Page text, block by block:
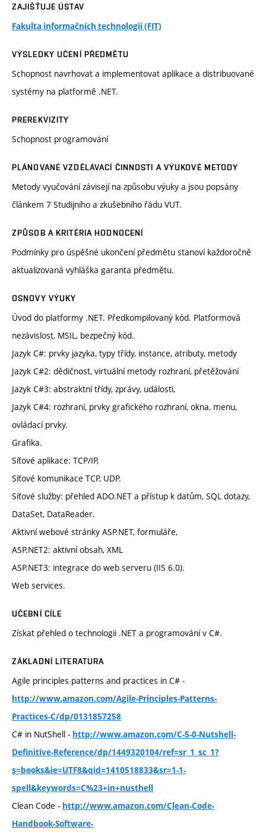
ZAJIŠŤUJE ÚSTAV
Fakulta informačních technologií (FIT)
VÝSLEDKY UČENÍ PŘEDMĚTU
Schopnost navrhovat a implementovat aplikace a distribuované
systémy na platformě .NET.
PREREKVIZITY
Schopnost programování
PLÁNOVANÉ VZDĚLÁVACÍ ČINNOSTI A VÝUKOVÉ METODY
Metody vyučování závisejí na způsobu výuky a jsou popsány
článkem 7 Studijního a zkušebního řádu VUT.
ZPŮSOB A KRITÉRIA HODNOCENÍ
Podmínky pro úspěšné ukončení předmětu stanoví každoročně
aktualizovaná vyhláška garanta předmětu.
OSNOVY VÝUKY
Úvod do platformy .NET. Předkompilovaný kód. Platformová
nezávislost, MSIL, bezpečný kód.
Jazyk C#: prvky jazyka, typy třídy, instance, atributy, metody
Jazyk C#2: dědičnost, virtuální metody rozhraní, přetěžování
Jazyk C#3: abstraktní třídy, zprávy, události,
Jazyk C#4: rozhraní, prvky grafického rozhraní, okna, menu,
ovládací prvky.
Grafika.
Síťové aplikace: TCP/IP,
Síťové komunikace TCP, UDP.
Síťové služby: přehled ADO.NET a přístup k datům, SQL dotazy,
DataSet, DataReader.
Aktivní webové stránky ASP.NET, formuláře,
ASP.NET2: aktivní obsah, XML
ASP.NET3: integrace do web serveru (IIS 6.0).
Web services.
UČEBNÍ CÍLE
Získat přehled o technologii .NET a programování v C#.
ZÁKLADNÍ LITERATURA
Agile principles patterns and practices in C# -
http://www.amazon.com/Agile-Principles-Patterns-
Practices-C/dp/0131857258
C# in NutShell - http://www.amazon.com/C-5-0-Nutshell-
Definitive-Reference/dp/1449320104/ref=sr_1_sc_1?
s=books&ie=UTF8&qid=1410518833&sr=1-1-
spell&keywords=C%23+in+nusthell
Clean Code - http://www.amazon.com/Clean-Code-
Handbook-Software-